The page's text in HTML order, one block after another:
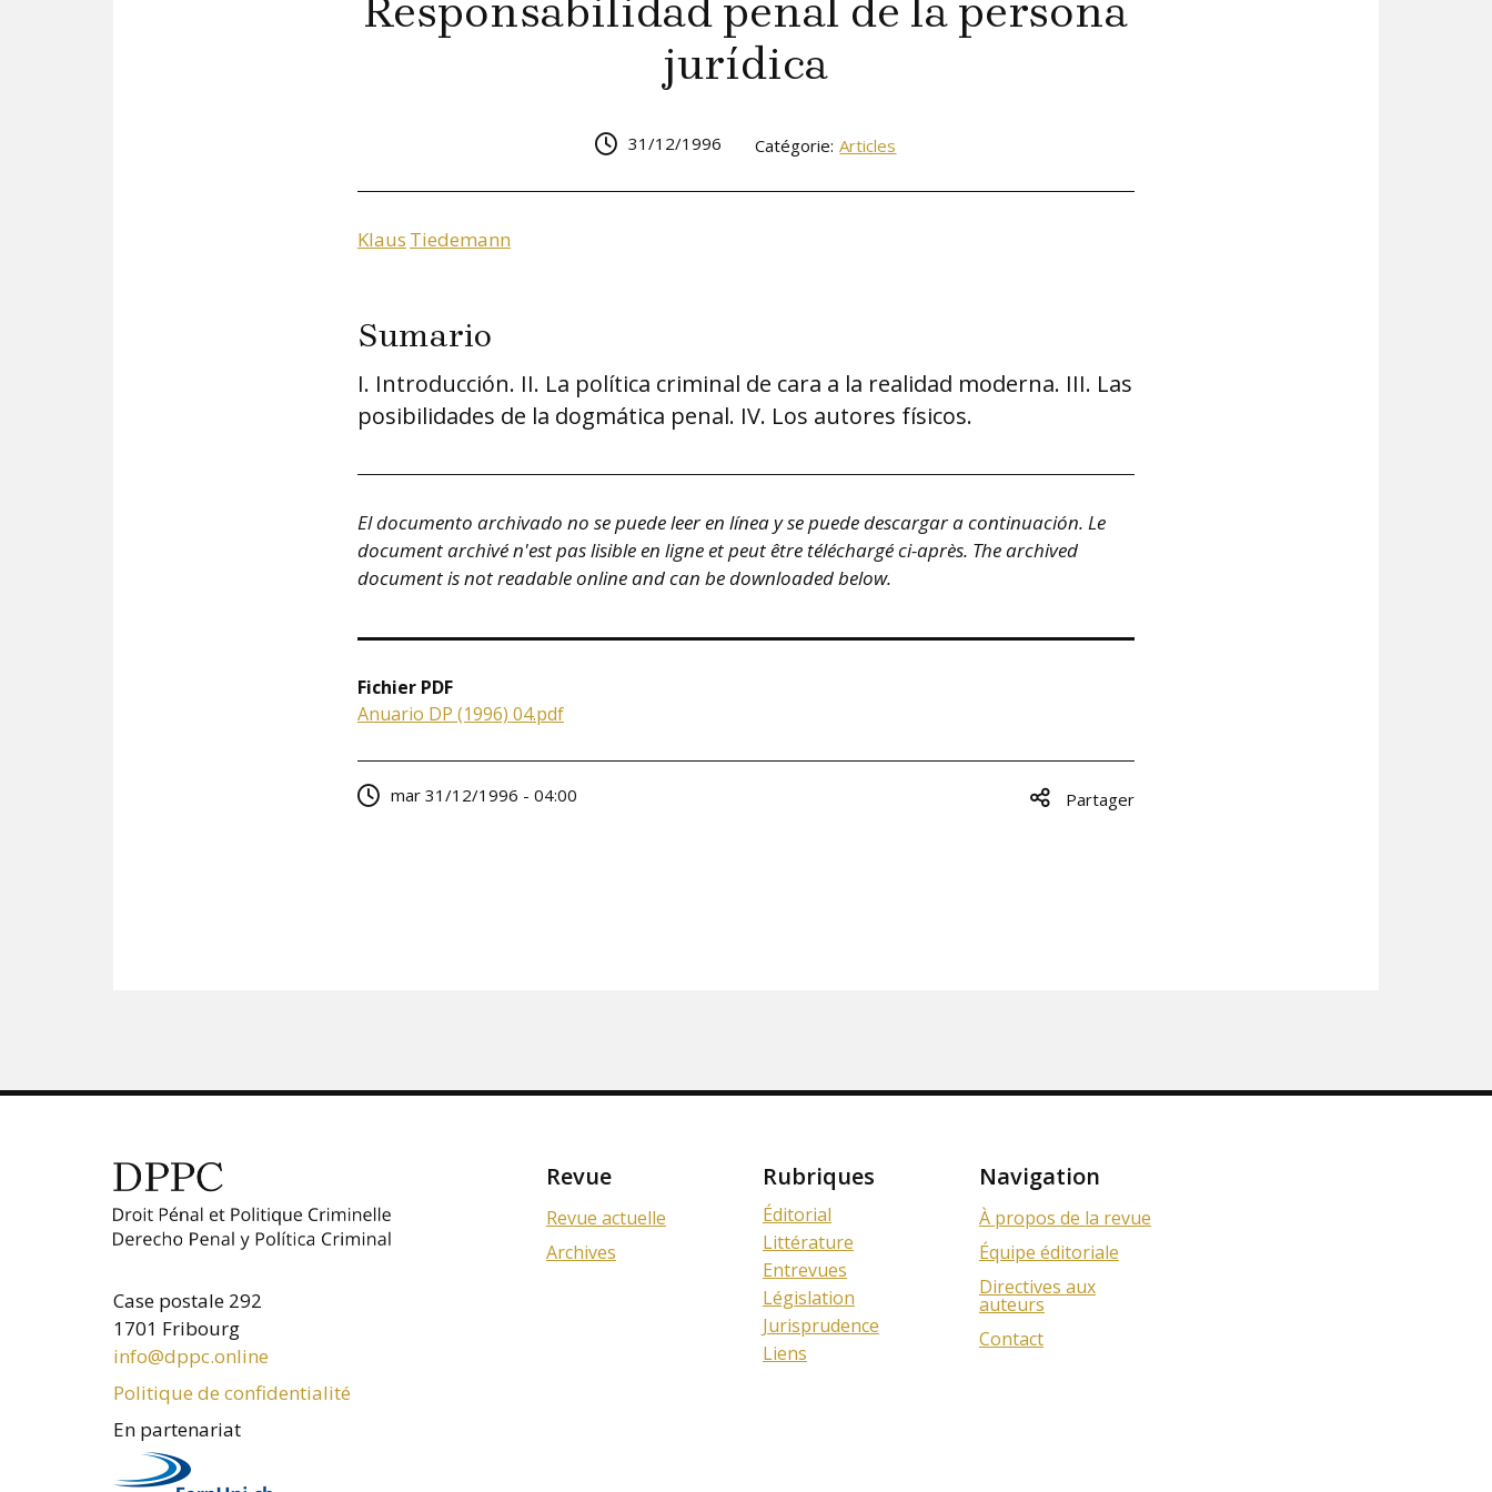
Responsabilidad penal de la persona
jurídica
31/12/1996 Catégorie: Articles
Klaus Tiedemann
Sumario
I. Introducción. II. La política criminal de cara a la realidad moderna. III. Las
posibilidades de la dogmática penal. IV. Los autores físicos.
El documento archivado no se puede leer en línea y se puede descargar a continuación. Le
document archivé n'est pas lisible en ligne et peut être téléchargé ci-après. The archived
document is not readable online and can be downloaded below.
Fichier PDF
Anuario DP (1996) 04.pdf
mar 31/12/1996 - 04:00 Partager
Case postale 292
1701 Fribourg
info@dppc.online
Politique de confidentialité
En partenariat
Revue
Revue actuelle
Archives
Rubriques
Éditorial
Littérature
Entrevues
Législation
Jurisprudence
Liens
Navigation
À propos de la revue
Équipe éditoriale
Directives aux
auteurs
Contact